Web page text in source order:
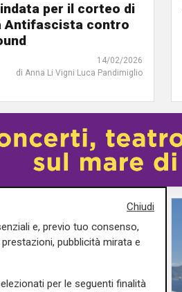
per il corteo di
Antifascista contro
14/02/2026
di Anna Li Vigni Luca Pandimiglio
Chiudi
e, previo tuo consenso,
pubblicità mirata e
per le seguenti finalità